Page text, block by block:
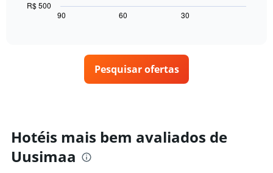
exibindo
o
preço
médio
acordo
com
a
aproximação
90 60 30
R$ 500
Pesquisar ofertas
Hotéis mais bem avaliados de
Uusimaa